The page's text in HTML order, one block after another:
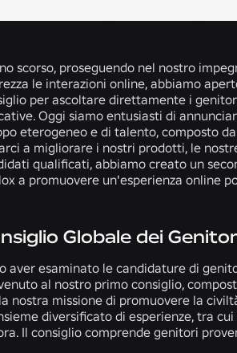
scorso, proseguendo nel nostro
le interazioni online, abbiamo
per ascoltare direttamente i
Oggi siamo entusiasti di
eterogeneo e di talento, composto
a migliorare i nostri prodotti, le
qualificati, abbiamo creato un
a promuovere un'esperienza online
Globale dei
aver esaminato le candidature di
al nostro primo consiglio,
nostra missione di promuovere la
diversificato di esperienze, tra
Il consiglio comprende genitori